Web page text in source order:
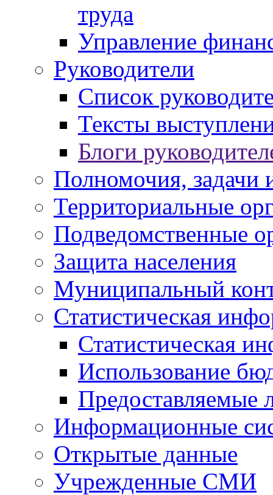
труда
Управление
Руководители
Список
Тексты
Блоги
Полномочия, задачи
Территориальные
Подведомственные
Защита населения
Муниципальный
Статистическая
Статистическая
Использование
Предоставляемые
Информационные
Открытые данные
Учрежденные СМИ